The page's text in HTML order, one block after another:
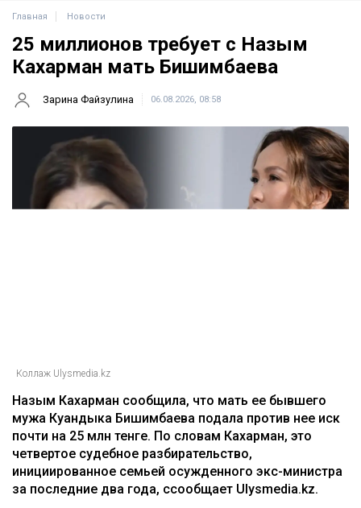
Главная Новости
25 миллионов требует с Назым
Кахарман мать Бишимбаева
Зарина Файзулина 06.08.2026, 08:58
Коллаж Ulysmedia.kz
Назым Кахарман сообщила, что мать ее бывшего
мужа Куандыка Бишимбаева подала против нее иск
почти на 25 млн тенге. По словам Кахарман, это
четвертое судебное разбирательство,
инициированное семьей осужденного экс-министра
за последние два года, ссообщает Ulysmedia.kz.